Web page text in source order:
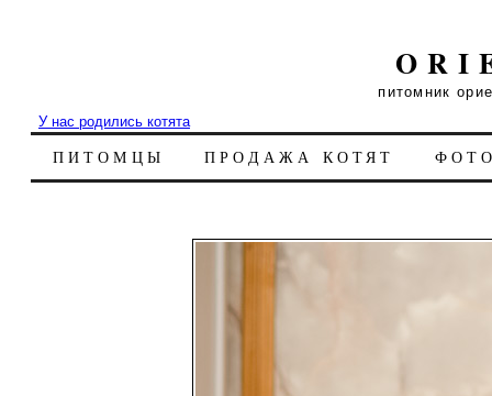
питомник
У нас родились котята
ПИТОМЦЫ ПРОДАЖА КОТЯТ